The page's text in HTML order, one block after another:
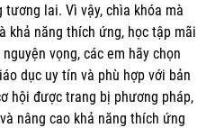
lai. Vì vậy, chìa khóa mà
khả năng thích ứng, học tập mãi
vọng, các em hãy chọn
dục uy tín và phù hợp với bản
hội được trang bị phương pháp,
nâng cao khả năng thích ứng